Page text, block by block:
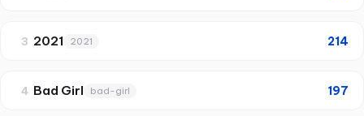
3 2021 2021 214
4 Bad Girl bad-girl 197